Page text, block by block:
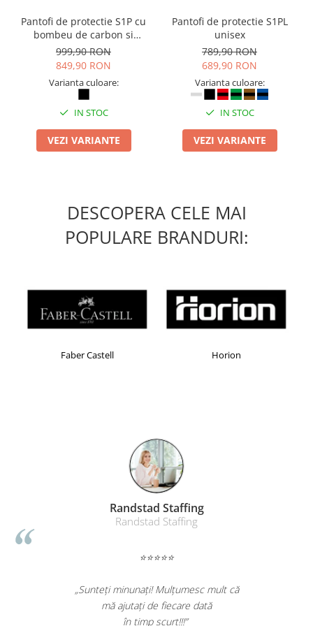
Pantaloni
Pantaloni cu pieptar
Reflectorizante
Incaltaminte
Echipamente medicale
Manusi de protectie
Antifoane
Ochelari de protectie si viziere
Masti de protectie respiratorie
Pachete promotionale
Articole de unica folosinta
Copii - tricouri si hanorace
Comunicare si prezentare
Ecrane Interactive
Ecrane de proiectie
Accesorii prezentare
Pantofi de protectie S1P cu
bombeu de carbon si
inchidere BOAÂ® Fit
999,90 RON
849,90 RON
Varianta culoare:
IN STOC
VEZI VARIANTE
Pantofi de protectie S1PL
unisex
789,90 RON
689,90 RON
Varianta culoare:
IN STOC
VEZI VARIANTE
DESCOPERA CELE MAI
POPULARE BRANDURI:
Faber Castell Horion
Randstad Staffing
Randstad Staffing
⭐⭐⭐⭐⭐
„Sunteți minunați! Mulțumesc mult că
mă ajutați de fiecare dată
în timp scurt!!!”